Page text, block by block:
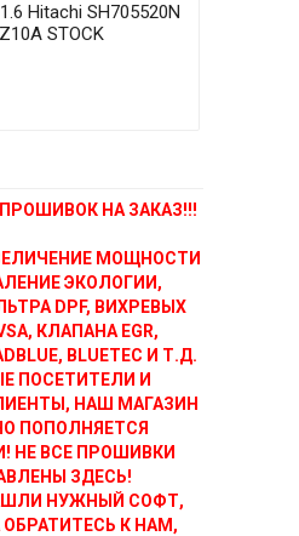
Hitachi SH705520N
STOCK
НА ЗАКАЗ!!!
МОЩНОСТИ
ЭКОЛОГИИ,
DPF, ВИХРЕВЫХ
КЛАПАНА EGR,
BLUETEC И Т.Д.
ПОСЕТИТЕЛИ И
НАШ МАГАЗИН
ПОПОЛНЯЕТСЯ
НЕ ВСЕ ПРОШИВКИ
ЗДЕСЬ!
НУЖНЫЙ СОФТ,
К НАМ,